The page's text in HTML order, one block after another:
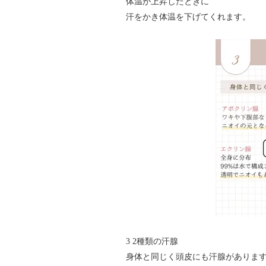
汗をかき体温を下げてくれます。
3 2種類の汗腺
身体と同じく頭皮にも汗腺がありま